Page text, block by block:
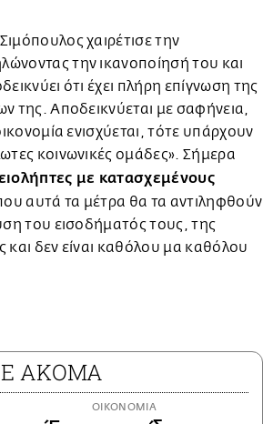
χαιρέτισε την
την ικανοποίησή του και
ότι έχει πλήρη επίγνωση της
της. Αποδεικνύεται με σαφήνεια,
ενισχύεται, τότε υπάρχουν
κοινωνικές ομάδες». Σήμερα
με κατασχεμένους
αυτά τα μέτρα θα τα αντιληφθούν
του εισοδήματός τους, της
δεν είναι καθόλου μα καθόλου
ΑΚΟΜΑ
ΟΙΚΟΝΟΜΙΑ